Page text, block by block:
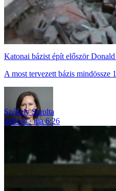
Katonai bázist épít először
A most tervezett bázis mindössze
Székely Sarolta
külföld
ma 6:26